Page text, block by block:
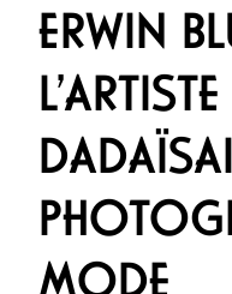
ERWIN
MODE